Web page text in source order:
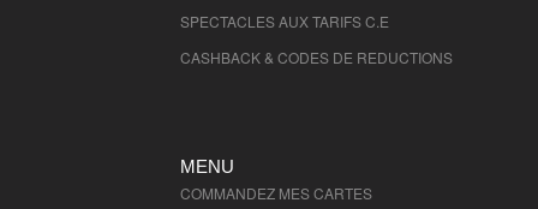
SPECTACLES AUX TARIFS C.E
CASHBACK & CODES DE REDUCTIONS
MENU
COMMANDEZ MES CARTES